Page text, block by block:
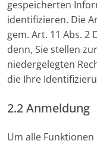
gespeicherten
identifizieren. Die
gem. Art. 11 Abs. 2
denn, Sie stellen
niedergelegten
die Ihre
2.2 Anmeldung
Um alle